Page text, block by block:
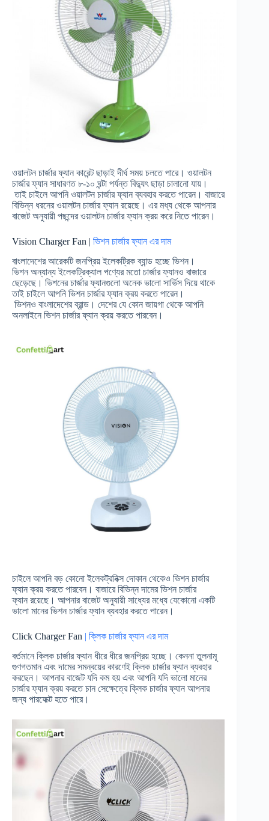
ওয়ালটন চার্জার ফ্যান কারেন্ট ছাড়াই দীর্ঘ সময় চলতে পারে। ওয়ালটন
চার্জার ফ্যান সাধারণত ৮-১০ ঘন্টা পর্যন্ত বিদ্যুৎ ছাড়া চালানো যায়।
তাই চাইলে আপনি ওয়ালটন চার্জার ফ্যান ব্যবহার করতে পারেন। বাজারে
বিভিন্ন ধরনের ওয়ালটন চার্জার ফ্যান রয়েছে। এর মধ্য থেকে আপনার
বাজেট অনুযায়ী পছন্দের ওয়ালটন চার্জার ফ্যান ক্রয় করে নিতে পারেন।
Vision Charger Fan | ভিশন চার্জার ফ্যান এর দাম
বাংলাদেশের আরেকটি জনপ্রিয় ইলেকট্রিক ব্যান্ড হচ্ছে ভিশন।
ভিশন অন্যান্য ইলেকট্রিক্যাল পণ্যের মতো চার্জার ফ্যানও বাজারে
ছেড়েছে। ভিশনের চার্জার ফ্যানগুলো অনেক ভালো সার্ভিস দিয়ে থাকে
তাই চাইলে আপনি ভিশন চার্জার ফ্যান ক্রয় করতে পারেন।
ভিশনও বাংলাদেশের ব্রান্ড। দেশের যে কোন জায়গা থেকে আপনি
অনলাইনে ভিশন চার্জার ফ্যান ক্রয় করতে পারবেন।
চাইলে আপনি বড় কোনো ইলেকট্রনিক্স দোকান থেকেও ভিশন চার্জার
ফ্যান ক্রয় করতে পারবেন। বাজারে বিভিন্ন দামের ভিশন চার্জার
ফ্যান রয়েছে। আপনার বাজেট অনুযায়ী সাধ্যের মধ্যে যেকোনো একটি
ভালো মানের ভিশন চার্জার ফ্যান ব্যবহার করতে পারেন।
Click Charger Fan | ক্লিক চার্জার ফ্যান এর দাম
বর্তমানে ক্লিক চার্জার ফ্যান ধীরে ধীরে জনপ্রিয় হচ্ছে। কেননা তুলনামূ
গুণগতমান এবং দামের সমন্বয়ের কারণেই ক্লিক চার্জার ফ্যান ব্যবহার
করছেন। আপনার বাজেট যদি কম হয় এবং আপনি যদি ভালো মানের
চার্জার ফ্যান ক্রয় করতে চান সেক্ষেত্রে ক্লিক চার্জার ফ্যান আপনার
জন্য পারফেক্ট হতে পারে।